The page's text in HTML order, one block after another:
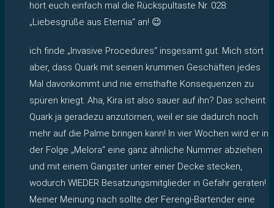
hört euch einfach mal die Rückspultaste Nr. 028:
„Liebesgrüße aus Eternia“ an! 😉
ich finde „Invasive Procedures“ insgesamt gut. Mich stört
aber, dass Quark mit seinen krummen Geschäften jedes
Mal davonkommt und nie ernsthafte Konsequenzen zu
spüren kriegt. Aha, Kira ist also sauer auf ihn? Das scheint
Quark ja geradezu anzutörnen, weil er sie dadurch noch
mehr auf die Palme bringen kann! In vier Wochen wird er in
der Folge „Melora“ eine ganz ähnliche Nummer abziehen
und mit einem Gangster unter einer Decke stecken,
wodurch WIEDER Besatzungsmitglieder in Gefahr geraten!
Meiner Meinung nach sollte der Ferengi-Bartender eine